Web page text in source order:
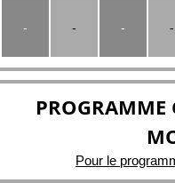
- - - -
PROGRAMME
Pour le